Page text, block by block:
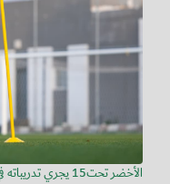
الأخضر تحت15 يجري تدريباته في معسكر أبها